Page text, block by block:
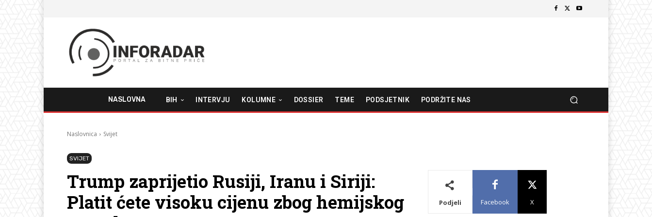
NASLOVNA BIH INTERVJU KOLUMNE DOSSIER TEME PODSJETNIK PODRŽITE NAS
Naslovnica Svijet
SVIJET
Trump zaprijetio Rusiji, Iranu i Siriji:
Platit ćete visoku cijenu zbog hemijskog
Podjeli Facebook X